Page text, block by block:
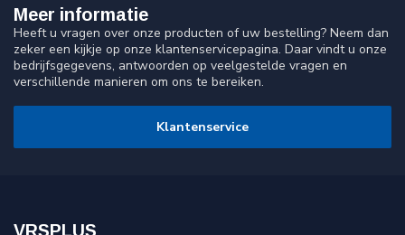
Meer informatie
Heeft u vragen over onze producten of uw bestelling? Neem dan
zeker een kijkje op onze klantenservicepagina. Daar vindt u onze
bedrijfsgegevens, antwoorden op veelgestelde vragen en
verschillende manieren om ons te bereiken.
Klantenservice
VRSPLUS